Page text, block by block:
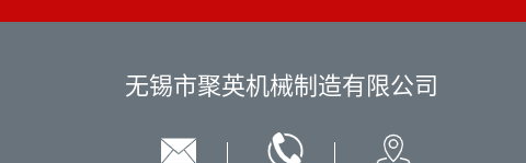
无锡市聚英机械制造有限公司